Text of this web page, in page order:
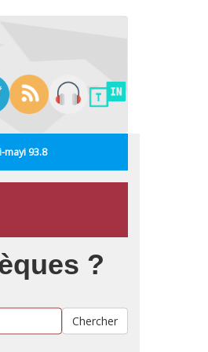
mayi 93.8
?
Chercher